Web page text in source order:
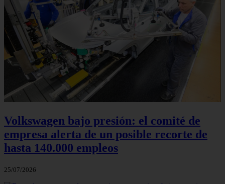
Volkswagen bajo presión: el comité de
empresa alerta de un posible recorte de
hasta 140.000 empleos
25/07/2026